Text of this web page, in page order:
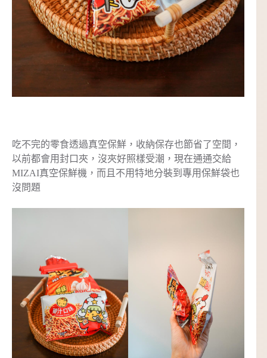
吃不完的零食透過真空保鮮，收納保存也節省了空間，
以前都會用封口夾，沒夾好照樣受潮，現在通通交給
MIZAI真空保鮮機，而且不用特地分裝到專用保鮮袋也
沒問題